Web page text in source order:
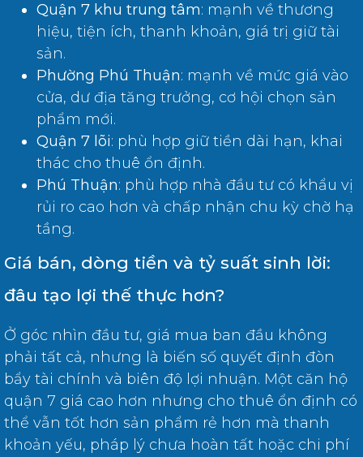
Quận 7 khu trung tâm: mạnh về thương
hiệu, tiện ích, thanh khoản, giá trị giữ tài
sản.
Phường Phú Thuận: mạnh về mức giá vào
cửa, dư địa tăng trưởng, cơ hội chọn sản
phẩm mới.
Quận 7 lõi: phù hợp giữ tiền dài hạn, khai
thác cho thuê ổn định.
Phú Thuận: phù hợp nhà đầu tư có khẩu vị
rủi ro cao hơn và chấp nhận chu kỳ chờ hạ
tầng.
Giá bán, dòng tiền và tỷ suất sinh lời:
đâu tạo lợi thế thực hơn?
Ở góc nhìn đầu tư, giá mua ban đầu không
phải tất cả, nhưng là biến số quyết định đòn
bẩy tài chính và biên độ lợi nhuận. Một căn hộ
quận 7 giá cao hơn nhưng cho thuê ổn định có
thể vẫn tốt hơn sản phẩm rẻ hơn mà thanh
khoản yếu, pháp lý chưa hoàn tất hoặc chi phí